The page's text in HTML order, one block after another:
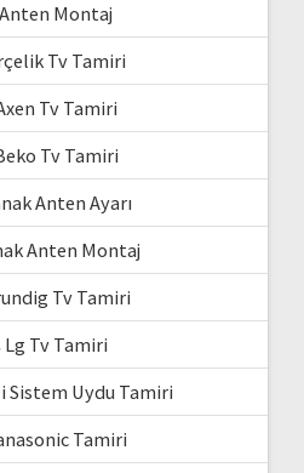
Anten Montaj
Tv Tamiri
Tv Tamiri
Tv Tamiri
Anten Ayarı
Anten Montaj
Tv Tamiri
Lg Tv Tamiri
Sistem Uydu Tamiri
Tamiri